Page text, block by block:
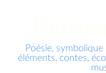
Poésie,
éléments, contes,